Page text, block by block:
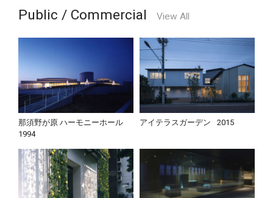
Public / Commercial View All
那須野が原 ハーモニーホール
1994
アイテラスガーデン 2015